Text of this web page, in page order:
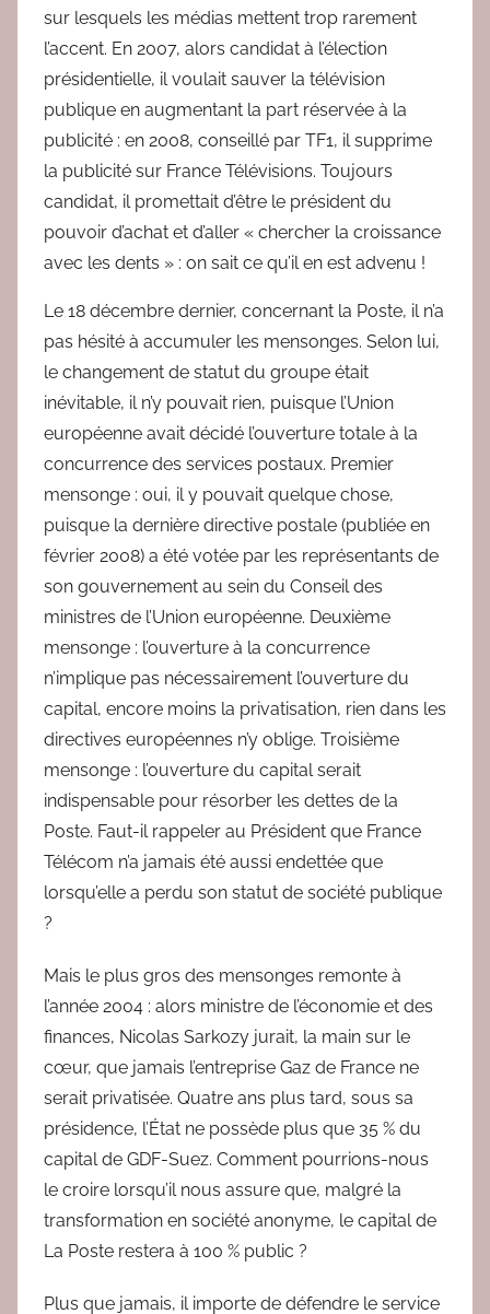
sur lesquels les médias mettent trop rarement
l’accent. En 2007, alors candidat à l’élection
présidentielle, il voulait sauver la télévision
publique en augmentant la part réservée à la
publicité : en 2008, conseillé par TF1, il supprime
la publicité sur France Télévisions. Toujours
candidat, il promettait d’être le président du
pouvoir d’achat et d’aller « chercher la croissance
avec les dents » : on sait ce qu’il en est advenu !
Le 18 décembre dernier, concernant la Poste, il n’a
pas hésité à accumuler les mensonges. Selon lui,
le changement de statut du groupe était
inévitable, il n’y pouvait rien, puisque l’Union
européenne avait décidé l’ouverture totale à la
concurrence des services postaux. Premier
mensonge : oui, il y pouvait quelque chose,
puisque la dernière directive postale (publiée en
février 2008) a été votée par les représentants de
son gouvernement au sein du Conseil des
ministres de l’Union européenne. Deuxième
mensonge : l’ouverture à la concurrence
n’implique pas nécessairement l’ouverture du
capital, encore moins la privatisation, rien dans les
directives européennes n’y oblige. Troisième
mensonge : l’ouverture du capital serait
indispensable pour résorber les dettes de la
Poste. Faut-il rappeler au Président que France
Télécom n’a jamais été aussi endettée que
lorsqu’elle a perdu son statut de société publique
?
Mais le plus gros des mensonges remonte à
l’année 2004 : alors ministre de l’économie et des
finances, Nicolas Sarkozy jurait, la main sur le
cœur, que jamais l’entreprise Gaz de France ne
serait privatisée. Quatre ans plus tard, sous sa
présidence, l’État ne possède plus que 35 % du
capital de GDF-Suez. Comment pourrions-nous
le croire lorsqu’il nous assure que, malgré la
transformation en société anonyme, le capital de
La Poste restera à 100 % public ?
Plus que jamais, il importe de défendre le service